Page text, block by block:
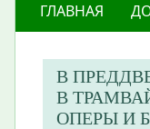
ГЛАВНАЯ
​В
В
ОПЕРЫ И